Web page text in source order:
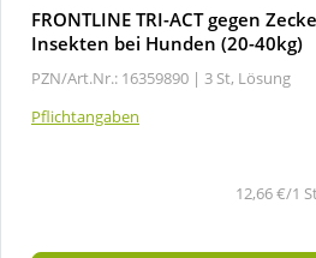
FRONTLINE TRI-ACT gegen
Insekten bei Hunden (20-40kg)
PZN/Art.Nr.: 16359890 | 3 St, Lösung
Pflichtangaben
12,66 €/1